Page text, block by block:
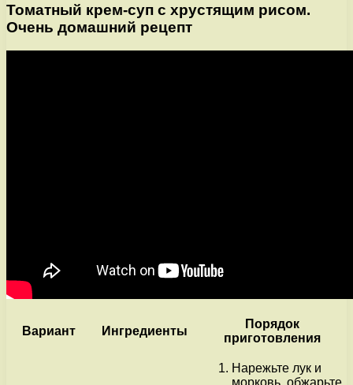
Томатный крем-суп с хрустящим рисом.
Очень домашний рецепт
Вариант Ингредиенты
Порядок
приготовления
Нарежьте лук и